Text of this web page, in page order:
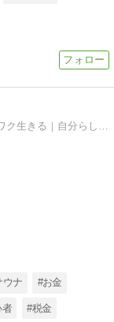
ウナ #お金
者 #税金